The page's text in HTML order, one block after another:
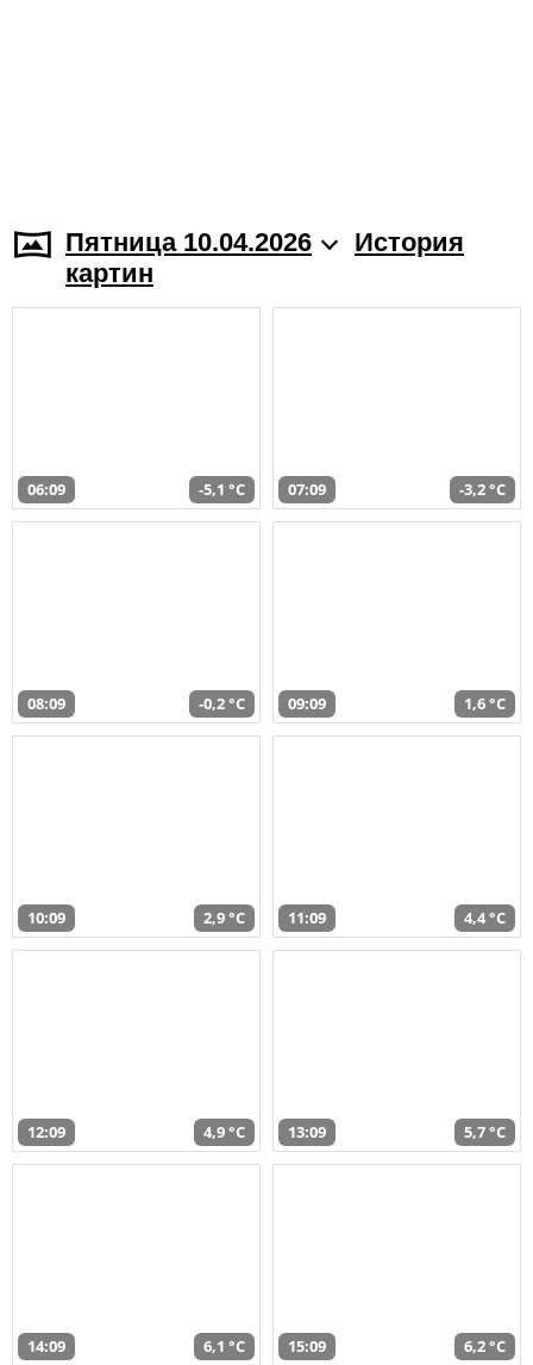
Пятница 10.04.2026
История
картин
06:09 -5,1 °C 07:09 -3,2 °C
08:09 -0,2 °C 09:09 1,6 °C
10:09 2,9 °C 11:09 4,4 °C
12:09 4,9 °C 13:09 5,7 °C
14:09 6,1 °C 15:09 6,2 °C